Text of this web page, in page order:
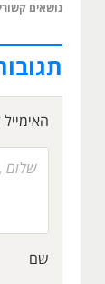
נושאים
שם